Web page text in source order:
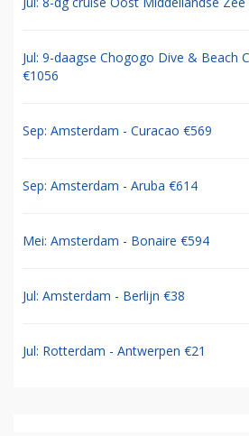
Jul: 9-daagse Chogogo Dive & Beach
€1056
Sep: Amsterdam - Curacao €569
Sep: Amsterdam - Aruba €614
Mei: Amsterdam - Bonaire €594
Jul: Amsterdam - Berlijn €38
Jul: Rotterdam - Antwerpen €21